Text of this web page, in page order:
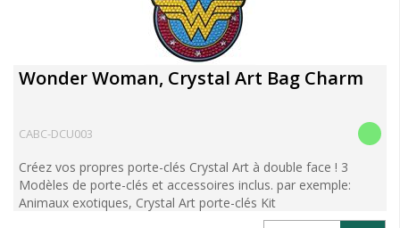
Wonder Woman, Crystal Art Bag Charm
CABC-DCU003
Créez vos propres porte-clés Crystal Art à double face ! 3
Modèles de porte-clés et accessoires inclus. par exemple:
Animaux exotiques, Crystal Art porte-clés Kit